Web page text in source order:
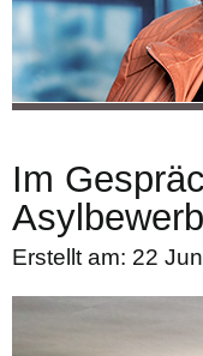
Im
Erstellt am: 22